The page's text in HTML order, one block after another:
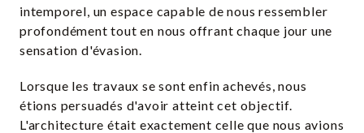
intemporel, un espace capable de nous ressembler
profondément tout en nous offrant chaque jour une
sensation d'évasion.
Lorsque les travaux se sont enfin achevés, nous
étions persuadés d'avoir atteint cet objectif.
L'architecture était exactement celle que nous avions